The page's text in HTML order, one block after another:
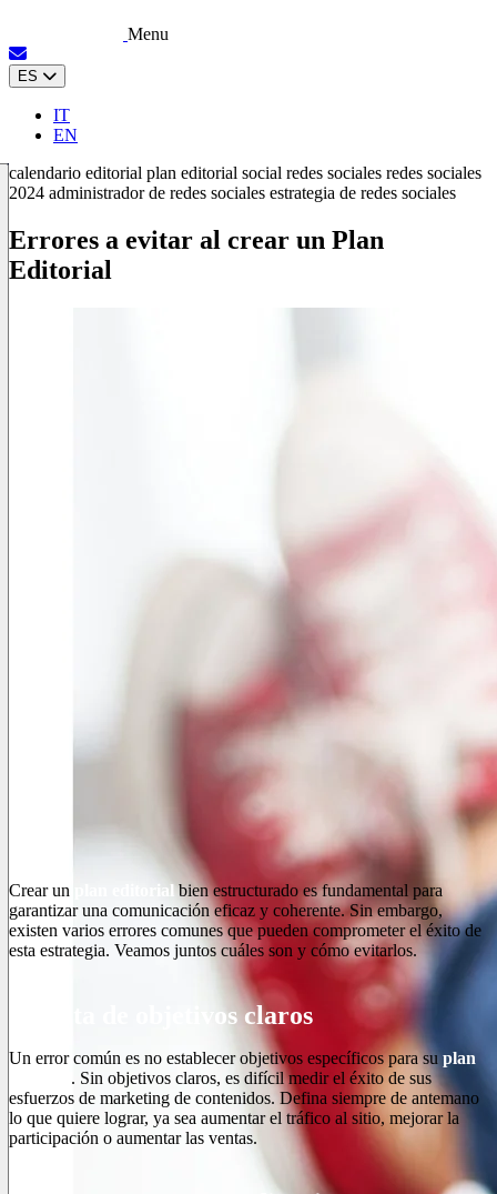
Menu
ES
IT
EN
calendario editorial plan editorial social redes sociales redes sociales
2024 administrador de redes sociales estrategia de redes sociales
Errores a evitar al crear un Plan
Editorial
Crear un plan editorial bien estructurado es fundamental para
garantizar una comunicación eficaz y coherente. Sin embargo,
existen varios errores comunes que pueden comprometer el éxito de
esta estrategia. Veamos juntos cuáles son y cómo evitarlos.
1. Falta de objetivos claros
Un error común es no establecer objetivos específicos para suplan
. Sin objetivos claros, es difícil medir el éxito de sus
esfuerzos de marketing de contenidos. Defina siempre de antemano
lo que quiere lograr, ya sea aumentar el tráfico al sitio, mejorar la
participación o aumentar las ventas.